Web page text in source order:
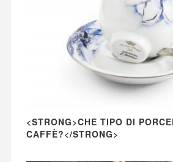
<STRONG>CHE TIPO DI
CAFFÈ?</STRONG>